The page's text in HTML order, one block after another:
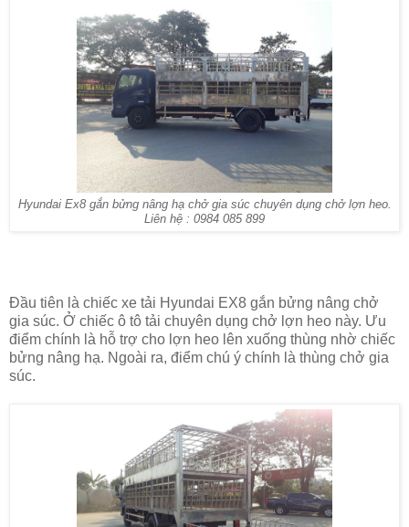
Hyundai Ex8 gắn bửng nâng hạ chở gia súc chuyên dụng chở lợn heo.
Liên hệ : 0984 085 899
Đầu tiên là chiếc xe tải Hyundai EX8 gắn bửng nâng chở
gia súc. Ở chiếc ô tô tải chuyên dụng chở lợn heo này. Ưu
điểm chính là hỗ trợ cho lợn heo lên xuống thùng nhờ chiếc
bửng nâng hạ. Ngoài ra, điểm chú ý chính là thùng chở gia
súc.